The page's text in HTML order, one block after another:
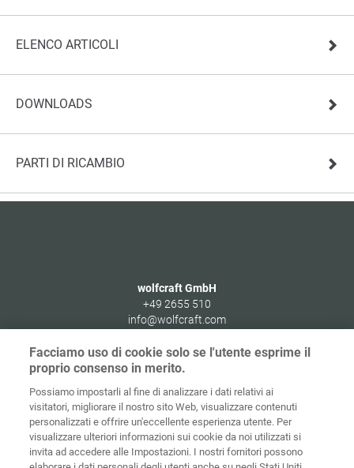
ELENCO ARTICOLI
DOWNLOADS
PARTI DI RICAMBIO
wolfcraft GmbH
+49 2655 510
info@wolfcraft.com
Wolffstraße 1
56746 Kempenich
Germany
Home Contatti Colofone Tutela dei dati
Facciamo uso di cookie solo se l'utente esprime il
proprio consenso in merito.
Possiamo impostarli al fine di analizzare i dati relativi ai
visitatori, migliorare il nostro sito Web, visualizzare contenuti
personalizzati e offrire un'eccellente esperienza utente. Per
visualizzare ulteriori informazioni sui cookie da noi utilizzati si
invita ad accedere alle Impostazioni. I nostri fornitori possono